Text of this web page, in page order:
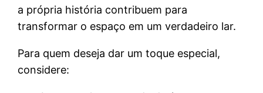
a própria história contribuem para
transformar o espaço em um verdadeiro lar.
Para quem deseja dar um toque especial,
considere: